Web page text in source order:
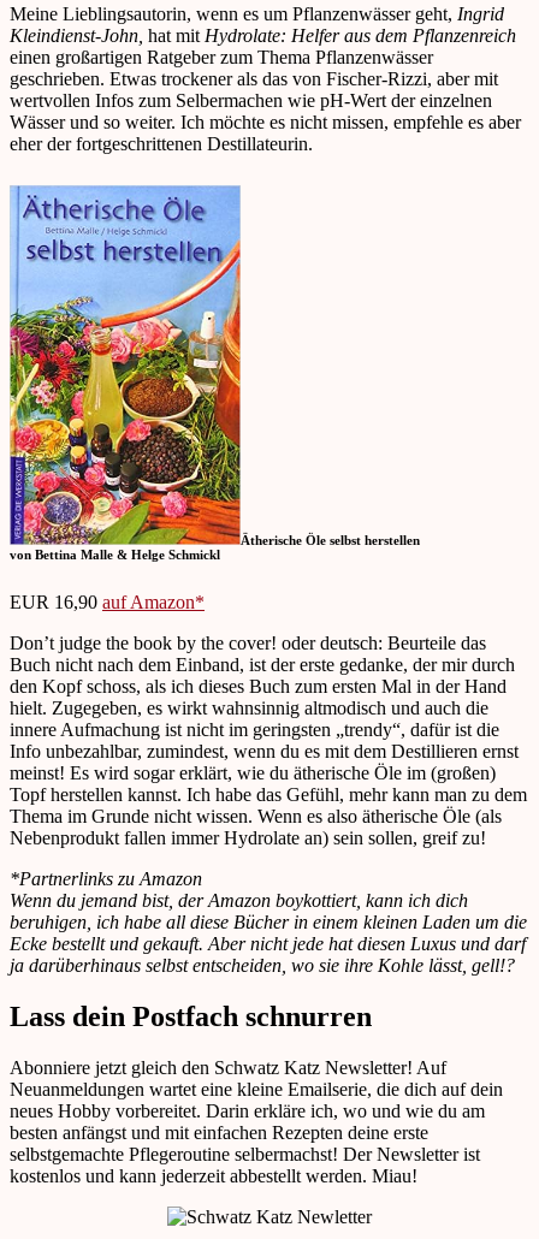
Meine Lieblingsautorin, wenn es um Pflanzenwässer geht, Ingrid
Kleindienst-John, hat mitHydrolate: Helfer aus dem Pflanzenreich
einen großartigen Ratgeber zum Thema Pflanzenwässer
geschrieben. Etwas trockener als das von Fischer-Rizzi, aber mit
wertvollen Infos zum Selbermachen wie pH-Wert der einzelnen
Wässer und so weiter. Ich möchte es nicht missen, empfehle es aber
eher der fortgeschrittenen Destillateurin.
Ätherische Öle selbst herstellen
von Bettina Malle & Helge Schmickl
EUR 16,90 auf Amazon*
Don’t judge the book by the cover! oder deutsch: Beurteile das
Buch nicht nach dem Einband, ist der erste gedanke, der mir durch
den Kopf schoss, als ich dieses Buch zum ersten Mal in der Hand
hielt. Zugegeben, es wirkt wahnsinnig altmodisch und auch die
innere Aufmachung ist nicht im geringsten „trendy“, dafür ist die
Info unbezahlbar, zumindest, wenn du es mit dem Destillieren ernst
meinst! Es wird sogar erklärt, wie du ätherische Öle im (großen)
Topf herstellen kannst. Ich habe das Gefühl, mehr kann man zu dem
Thema im Grunde nicht wissen. Wenn es also ätherische Öle (als
Nebenprodukt fallen immer Hydrolate an) sein sollen, greif zu!
*Partnerlinks zu Amazon
Wenn du jemand bist, der Amazon boykottiert, kann ich dich
beruhigen, ich habe all diese Bücher in einem kleinen Laden um die
Ecke bestellt und gekauft. Aber nicht jede hat diesen Luxus und darf
ja darüberhinaus selbst entscheiden, wo sie ihre Kohle lässt, gell!?
Lass dein Postfach schnurren
Abonniere jetzt gleich den Schwatz Katz Newsletter! Auf
Neuanmeldungen wartet eine kleine Emailserie, die dich auf dein
neues Hobby vorbereitet. Darin erkläre ich, wo und wie du am
besten anfängst und mit einfachen Rezepten deine erste
selbstgemachte Pflegeroutine selbermachst! Der Newsletter ist
kostenlos und kann jederzeit abbestellt werden. Miau!